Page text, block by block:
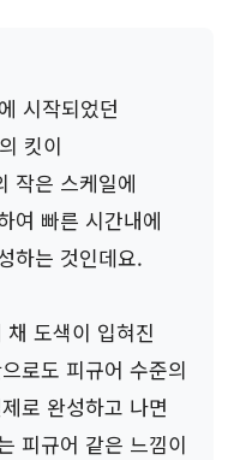
시작되었던
킷이
작은 스케일에
여 빠른 시간내에
하는 것인데요.
도색이 입혀진
로도 피규어 수준의
로 완성하고 나면
피규어 같은 느낌이